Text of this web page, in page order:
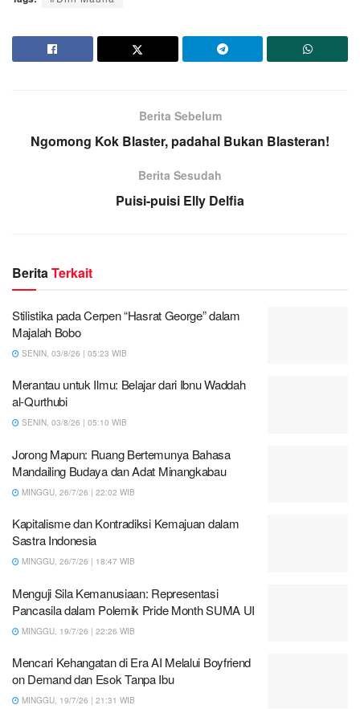
Berita Sebelum
Ngomong Kok Blaster, padahal Bukan Blasteran!
Berita Sesudah
Puisi-puisi Elly Delfia
BeritaTerkait
Stilistika pada Cerpen “Hasrat George” dalam
Majalah Bobo
SENIN, 03/8/26 | 05:23 WIB
Merantau untuk Ilmu: Belajar dari Ibnu Waddah
al-Qurthubi
SENIN, 03/8/26 | 05:10 WIB
Jorong Mapun: Ruang Bertemunya Bahasa
Mandailing Budaya dan Adat Minangkabau
MINGGU, 26/7/26 | 22:02 WIB
Kapitalisme dan Kontradiksi Kemajuan dalam
Sastra Indonesia
MINGGU, 26/7/26 | 18:47 WIB
Menguji Sila Kemanusiaan: Representasi
Pancasila dalam Polemik Pride Month SUMA UI
MINGGU, 19/7/26 | 22:26 WIB
Mencari Kehangatan di Era AI Melalui Boyfriend
on Demand dan Esok Tanpa Ibu
MINGGU, 19/7/26 | 21:31 WIB